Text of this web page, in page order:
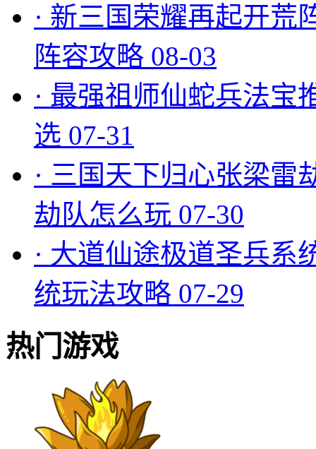
· 新三国荣耀再起开荒
阵容攻略 08-03
· 最强祖师仙蛇兵法宝
选 07-31
· 三国天下归心张梁雷
劫队怎么玩 07-30
· 大道仙途极道圣兵系
统玩法攻略 07-29
热门游戏